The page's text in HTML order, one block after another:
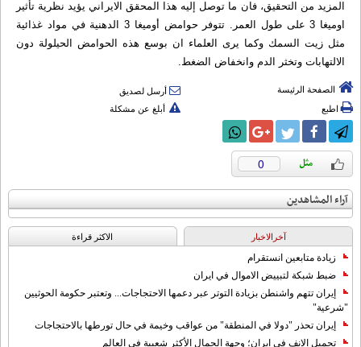
المزيد من التحقيق، فان ما توصل إليه هذا المحقق الايراني يؤيد نظرية تأثير
اوميغا 3 على طول العمر. تتوفر حوامض أوميغا 3 الدهنية في مواد غذائية
مثل زيت السمك وكما يرى العلماء ان بوسع هذه الحوامض الحيلولة دون
الالتهابات وتخثر الدم وانخفاض الضغط.
الصفحة الرئيسة
أرسل لصديق
اطبع
أبلغ عن مشكلة
0
آراء المشاهدين
آخرالاخبار الاکثر قراءة
زيادة متابعين انستقرام
ضبط شبكة لتبييض الاموال في ايران
إيران تتهم واشنطن بزيادة التوتر عبر دعمها الاحتجاجات... وتعتبر حكومة الحوثيين
"شرعية"
إيران تحذر "دولا في المنطقة" من عواقب وخيمة في حال تورطها بالاحتجاجات
تجميل الانف في ايران؛ وجهة الجمال الأكثر شعبية في العالم